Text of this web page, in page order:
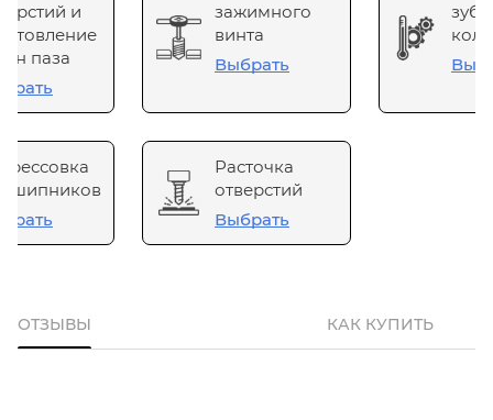
и
паза
зажимного
винта
Выбрать
Расточка
отверстий
Выбрать
ОТЗЫВЫ КАК КУПИТЬ